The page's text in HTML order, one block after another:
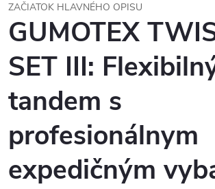
ZAČIATOK HLAVNÉHO OPISU
GUMOTEX
SET III:
tandem s
profesionálnym
expedičným